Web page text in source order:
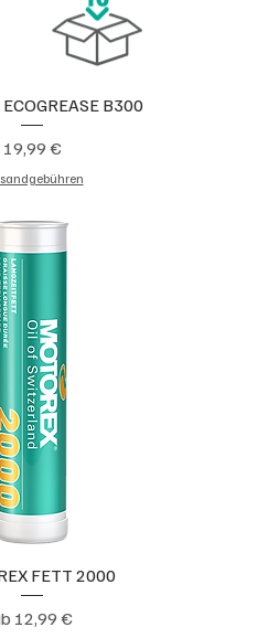
B300
Preis
19,99 €
FETT 2000
12,99 €
Preis